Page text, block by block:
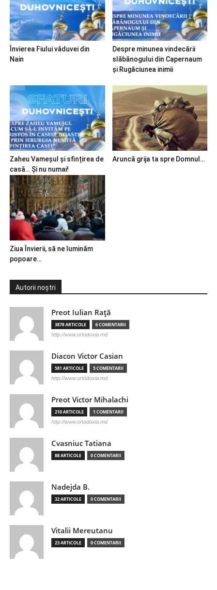
Învierea Fiului văduvei din
Nain
Despre minunea vindecării
slăbănogului din Capernaum
și Rugăciunea inimii
Zaheu Vameșul și sfințirea de
casă… Și nu numai!
Aruncă grija ta spre Domnul…
Ziua Învierii, să ne luminăm
popoare…
Autorii noștri
Preot Iulian Raţă
3878 ARTICOLE 6 COMENTARII
http://www.ortodoxia.md
Diacon Victor Casian
581 ARTICOLE 5 COMENTARII
http://www.ortodoxia.md
Preot Victor Mihalachi
210 ARTICOLE 1 COMENTARII
http://www.ortodoxia.md
Cvasniuc Tatiana
88 ARTICOLE 0 COMENTARII
Nadejda B.
32 ARTICOLE 0 COMENTARII
Vitalii Mereutanu
23 ARTICOLE 0 COMENTARII